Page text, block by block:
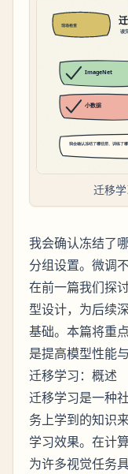
迁移
我会确认冻结了
分组设置。微调
在前一篇我们探
型设计，为后续
基础。本篇将重
是提高模型性能
迁移学习：概述
迁移学习是一种
务上学到的知识
学习效果。在计
为许多视觉任务